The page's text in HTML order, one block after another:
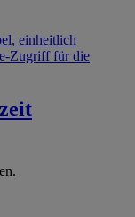
einheitlich
Zugriff für die